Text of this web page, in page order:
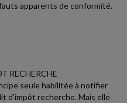
apparents de conformité.
RECHERCHE
seule habilitée à notifier
d'impôt recherche. Mais elle